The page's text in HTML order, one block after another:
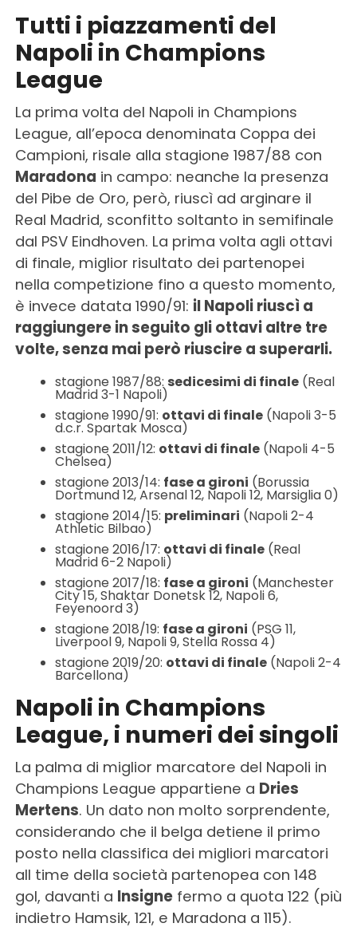
Tutti i piazzamenti del
Napoli in Champions
League
La prima volta del Napoli in Champions
League, all’epoca denominata Coppa dei
Campioni, risale alla stagione 1987/88 con
Maradona in campo: neanche la presenza
del Pibe de Oro, però, riuscì ad arginare il
Real Madrid, sconfitto soltanto in semifinale
dal PSV Eindhoven. La prima volta agli ottavi
di finale, miglior risultato dei partenopei
nella competizione fino a questo momento,
è invece datata 1990/91: il Napoli riuscì a
raggiungere in seguito gli ottavi altre tre
volte, senza mai però riuscire a superarli.
stagione 1987/88: sedicesimi di finale(Real
Madrid 3-1 Napoli)
stagione 1990/91: ottavi di finale(Napoli 3-5
d.c.r. Spartak Mosca)
stagione 2011/12: ottavi di finale(Napoli 4-5
Chelsea)
stagione 2013/14: fase a gironi (Borussia
Dortmund 12, Arsenal 12, Napoli 12, Marsiglia 0)
stagione 2014/15: preliminari (Napoli 2-4
Athletic Bilbao)
stagione 2016/17: ottavi di finale(Real
Madrid 6-2 Napoli)
stagione 2017/18: fase a gironi (Manchester
City 15, Shaktar Donetsk 12, Napoli 6,
Feyenoord 3)
stagione 2018/19: fase a gironi (PSG 11,
Liverpool 9, Napoli 9, Stella Rossa 4)
stagione 2019/20: ottavi di finale(Napoli 2-4
Barcellona)
Napoli in Champions
League, i numeri dei singoli
La palma di miglior marcatore del Napoli in
Champions League appartiene a Dries
Mertens. Un dato non molto sorprendente,
considerando che il belga detiene il primo
posto nella classifica dei migliori marcatori
all time della società partenopea con 148
gol, davanti a Insignefermo a quota 122 (più
indietro Hamsik, 121, e Maradona a 115).